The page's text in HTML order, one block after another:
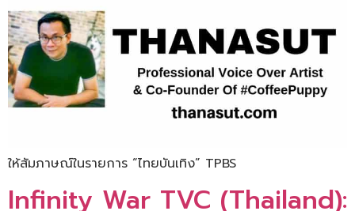
ให้สัมภาษณ์ในรายการ “ไทยบันเทิง” TPBS
Infinity War TVC (Thailand):